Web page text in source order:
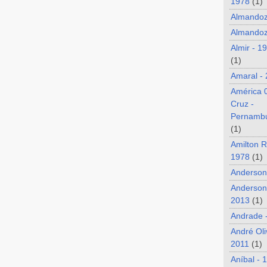
Almir -
(1)
Amaral -
América
Cruz -
(1)
Amilton
1978 (1)
2013 (1)
Andrade
André
2011 (1)
Aníbal -